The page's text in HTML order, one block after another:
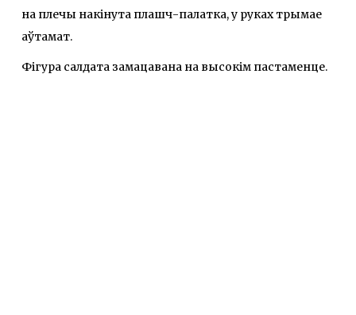
на плечы накінута плашч-палатка, у руках трымае
аўтамат.
Фігура салдата замацавана на высокім пастаменце.